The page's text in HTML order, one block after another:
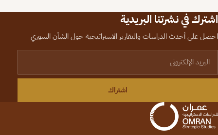
اشترك في نشرتنا البريدية
احصل على أحدث الدراسات والتقارير الاستراتيجية حول الشأن السوري
اشتراك